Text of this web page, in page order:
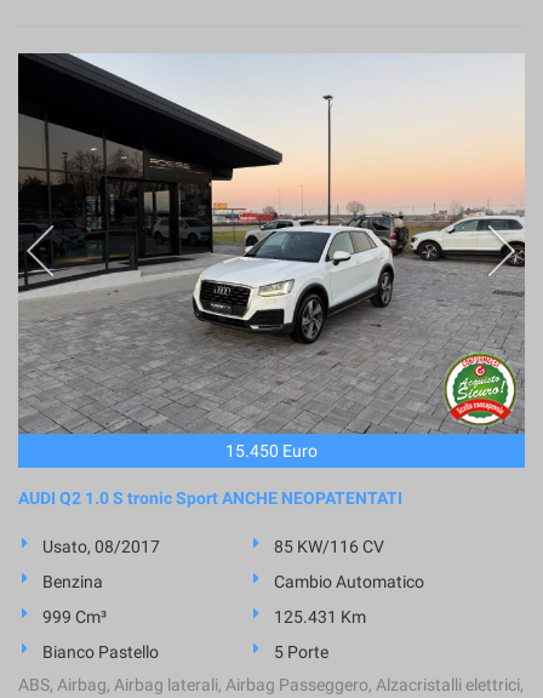
15.450 Euro
AUDI Q2 1.0 S tronic Sport ANCHE NEOPATENTATI
Usato, 08/2017
85 KW/116 CV
Benzina
Cambio Automatico
999 Cm³
125.431 Km
Bianco Pastello
5 Porte
ABS, Airbag, Airbag laterali, Airbag Passeggero, Alzacristalli elettrici,